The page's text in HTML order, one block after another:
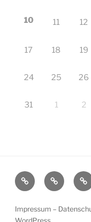
10 11 12
17 18 19
24 25 26
31 1 2
Startseite
–
Impressum –